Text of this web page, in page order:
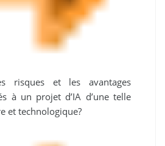
risques et les avantages
à un projet d’IA d’une telle
et technologique?